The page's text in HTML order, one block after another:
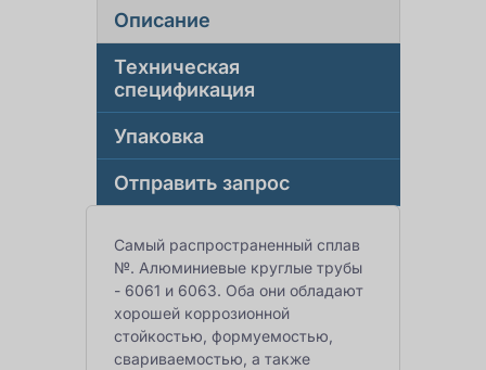
Описание
Техническая
спецификация
Упаковка
Отправить запрос
Самый распространенный сплав
№. Алюминиевые круглые трубы
- 6061 и 6063. Оба они обладают
хорошей коррозионной
стойкостью, формуемостью,
свариваемостью, а также